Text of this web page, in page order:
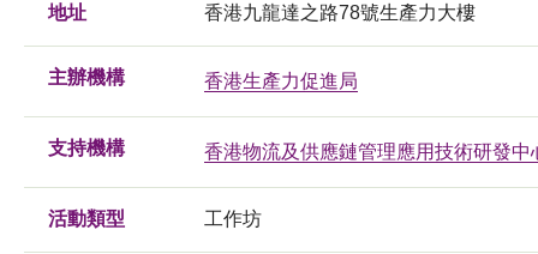
地址 香港九龍達之路78號生產力大樓
主辦機構 香港生產力促進局
支持機構 香港物流及供應鏈管理應用技術研發中
活動類型 工作坊